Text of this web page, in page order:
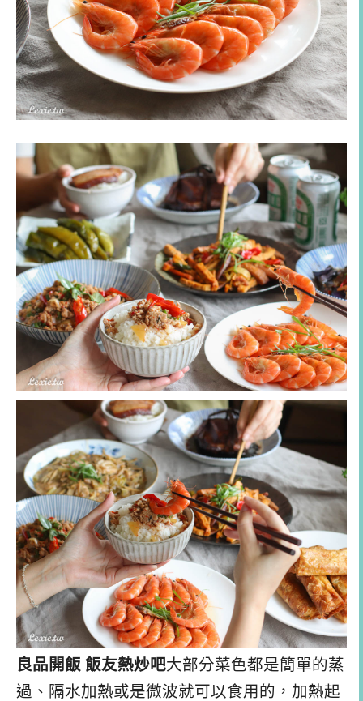
良品開飯 飯友熱炒吧大部分菜色都是簡單的蒸
過、隔水加熱或是微波就可以食用的，加熱起